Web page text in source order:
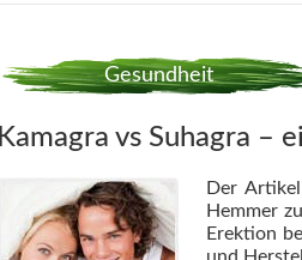
Gesundheit
Kamagra vs Suhagra –
Der
Hemmer
Erektion
und